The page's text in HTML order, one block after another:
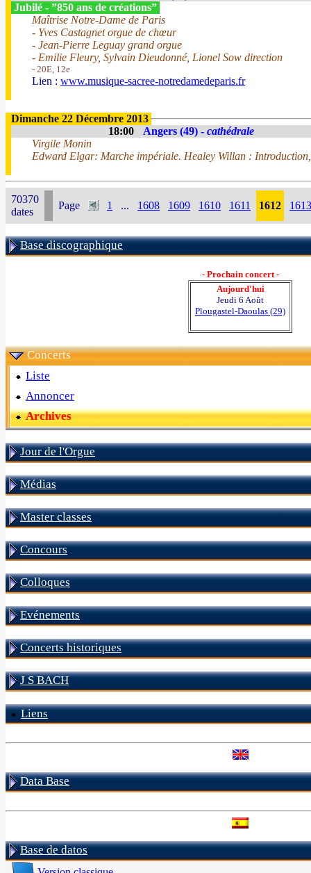
Jubilé - ”850 ans de créations”
Maîtrise Notre-Dame de Paris
- Yves Castagnet orgue de chœur
- Jean-Pierre Leguay grand orgue
- Emilie Fleury, Sylvain Dieudonné, Lionel Sow direction
- 20E, 12e
Lien : www.musique-sacree-notredamedeparis.fr
Dimanche 22 Décembre 2013
18:00
Angers (49) - cathédrale
Virgile Monin
Edward Elgar: Marche impériale. Healey Willan :
70370
dates
Page 1 ... 1608 1609 1610 1611 1612 1613
Base discographique
- Prochain concert -
Aujourd'hui
Jeudi 6 Août
Plougastel-Daoulas (29)
Concerts
Liste
Annoncer
Archives
Jour de l'Orgue
Médias
Master classes
Concours
Colloques
Evénements
Concerts historiques
J S BACH
Liens
Data Base
Base de datos